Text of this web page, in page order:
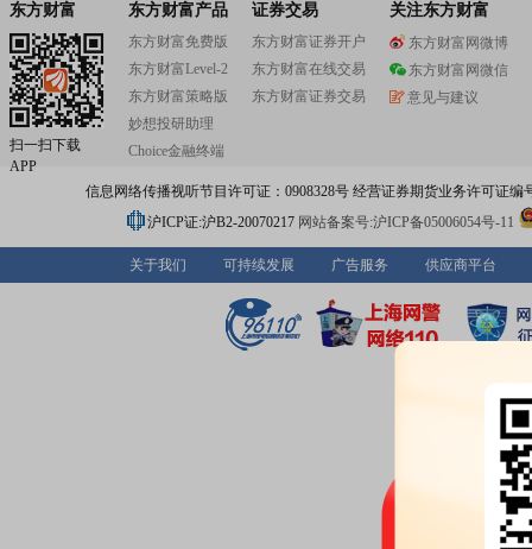
东方财富
扫一扫下载
APP
东方财富产品
东方财富免费版
东方财富Level-2
东方财富策略版
妙想投研助理
Choice金融终端
证券交易
东方财富证券开户
东方财富在线交易
东方财富证券交易
关注东方财富
东方财富网微博
东方财富网微信
意见与建议
信息网络传播视听节目许可证：0908328号 经营证券期货业务许可证编
沪ICP证:沪B2-20070217 网站备案号:沪ICP备05006054号-11
关于我们 可持续发展 广告服务 供应商平台